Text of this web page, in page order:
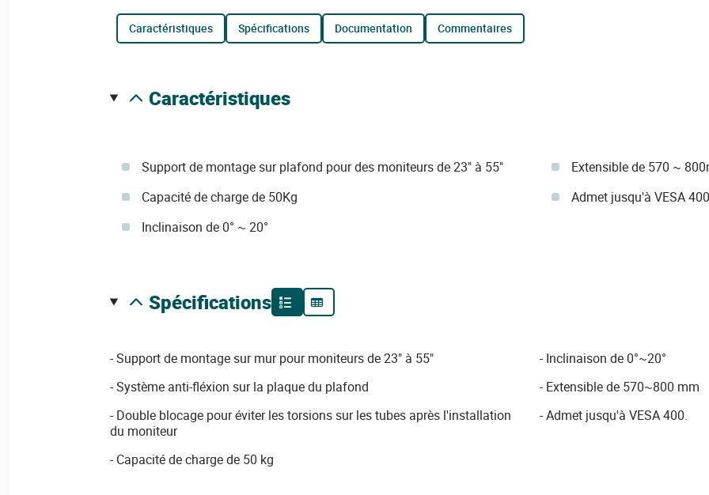
caractéristiques spécifications documentation commentaires
caractéristiques
Support de montage sur plafond pour des moniteurs de 23" à 55"
Capacité de charge de 50Kg
Inclinaison de 0° ~ 20°
Extensible de 570 ~
Admet jusqu'à VESA
spécifications
- Support de montage sur mur pour moniteurs de 23" à 55"
- Système anti-fléxion sur la plaque du plafond
- Double blocage pour éviter les torsions sur les tubes après l'installation
du moniteur
- Capacité de charge de 50 kg
- Inclinaison de 0°~20°
- Extensible de 570~800 mm
- Admet jusqu'à VESA 400.